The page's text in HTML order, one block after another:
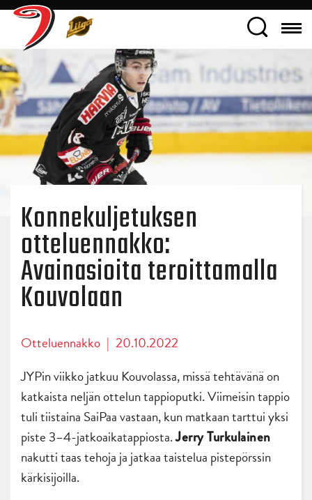
Konnekuljetuksen
otteluennakko:
Avainasioita teroittamalla
Kouvolaan
Otteluennakko | 20.10.2022
JYPin viikko jatkuu Kouvolassa, missä tehtävänä on
katkaista neljän ottelun tappioputki. Viimeisin tappio
tuli tiistaina SaiPaa vastaan, kun matkaan tarttui yksi
piste 3–4-jatkoaikatappiosta.Jerry Turkulainen
nakutti taas tehoja ja jatkaa taistelua pistepörssin
kärkisijoilla.